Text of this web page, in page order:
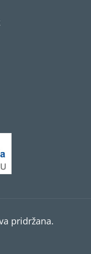
pridržana.